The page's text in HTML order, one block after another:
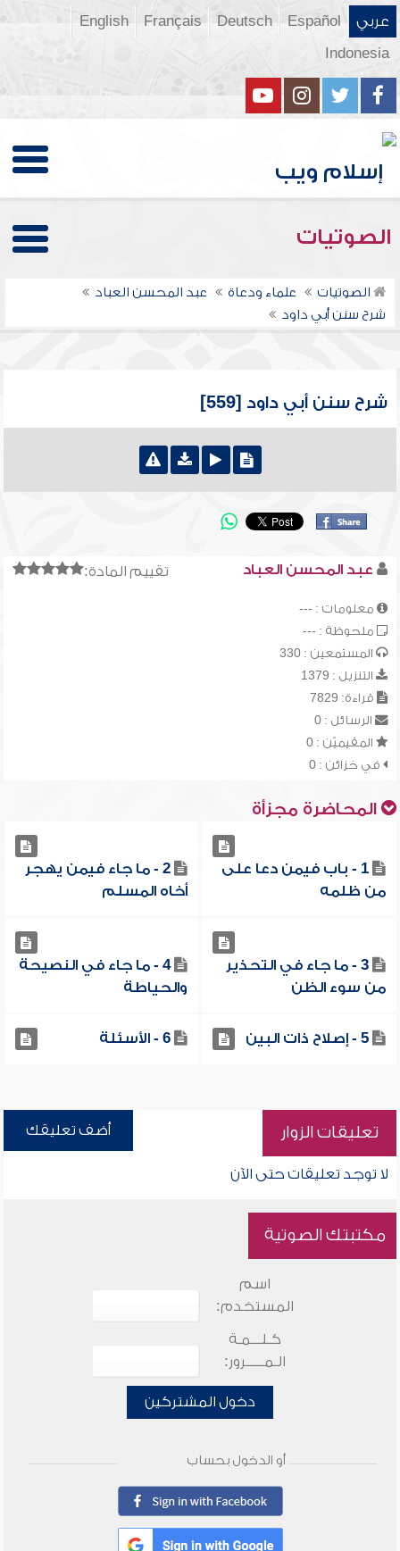
عربي Español
Deutsch
Français
English
Indonesia
الصوتيات
الصوتيات علماء ودعاة
عبد المحسن العباد
شرح سنن أبي داود
شرح سنن أبي داود [559]
تقييم المادة: عبد المحسن العباد
معلومات : ---
ملحوظة : ---
المستمعين : 330
التنزيل : 1379
قراءة: 7829
الرسائل : 0
المقيميّن : 0
في خزائن : 0
المحاضرة مجزأة
1 - باب فيمن دعا على
من ظلمه
2 - ما جاء فيمن يهجر
أخاه المسلم
3 - ما جاء في التحذير
من سوء الظن
4 - ما جاء في النصيحة
والحياطة
5 - إصلاح ذات البين 6 - الأسئلة
تعليقات الزوار أضف تعليقك
لا توجد تعليقات حتى الآن
مكتبتك الصوتية
اسم
المستخدم:
كـلـــمـة
الـمـــــرور:
دخول المشتركين
أو الدخول بحساب